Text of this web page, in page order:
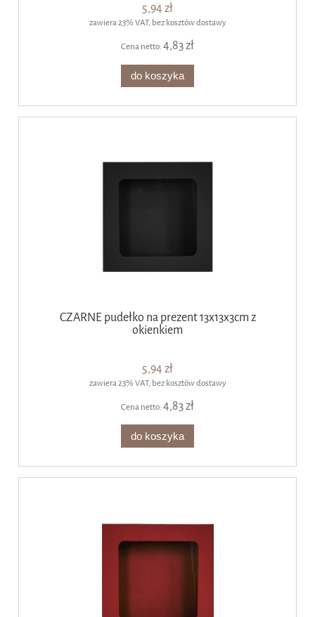
5,94 zł
zawiera 23% VAT, bez kosztów dostawy
Cena netto:4,83 zł
do koszyka
CZARNE pudełko na prezent 13x13x3cm z
okienkiem
5,94 zł
zawiera 23% VAT, bez kosztów dostawy
Cena netto:4,83 zł
do koszyka